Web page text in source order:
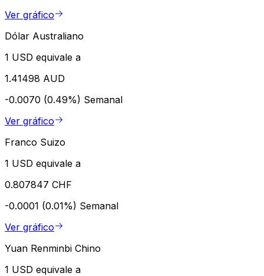
Ver gráfico
Dólar Australiano
1 USD equivale a
1.41498 AUD
-0.0070 (0.49%) Semanal
Ver gráfico
Franco Suizo
1 USD equivale a
0.807847 CHF
-0.0001 (0.01%) Semanal
Ver gráfico
Yuan Renminbi Chino
1 USD equivale a